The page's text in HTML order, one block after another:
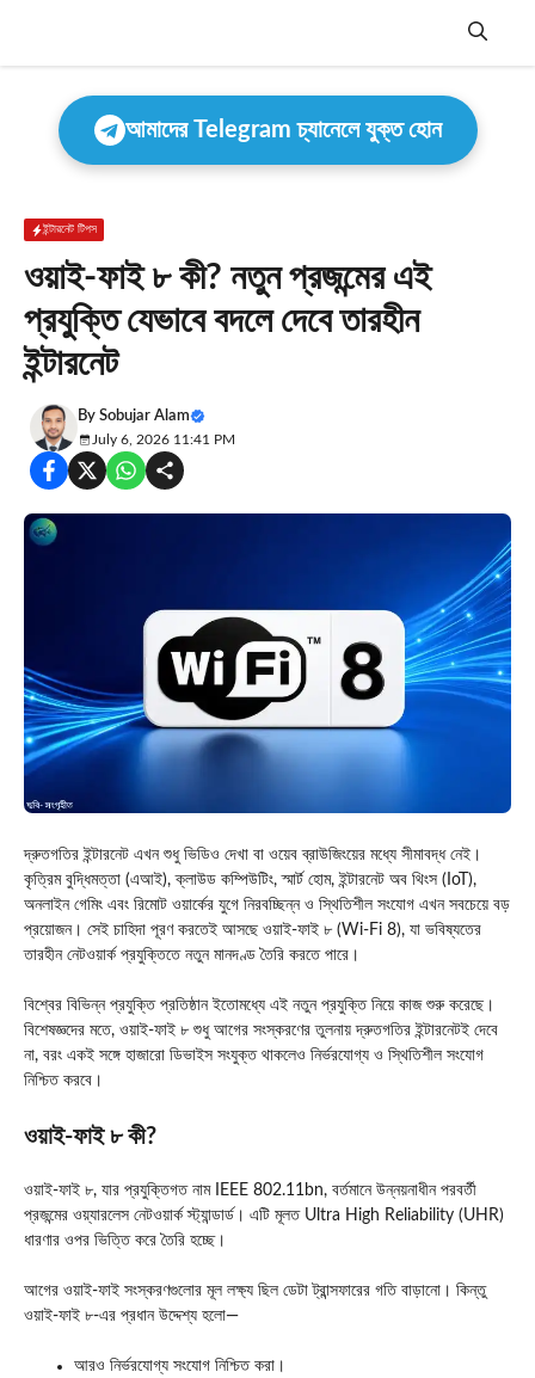
Menu
আমাদের Telegram চ্যানেলে যুক্ত হোন
ইন্টারনেট টিপস
ওয়াই-ফাই ৮ কী? নতুন প্রজন্মের এই
প্রযুক্তি যেভাবে বদলে দেবে তারহীন
ইন্টারনেট
By Sobujar Alam
July 6, 2026 11:41 PM
দ্রুতগতির ইন্টারনেট এখন শুধু ভিডিও দেখা বা ওয়েব ব্রাউজিংয়ের মধ্যে সীমাবদ্ধ নেই।
কৃত্রিম বুদ্ধিমত্তা (এআই), ক্লাউড কম্পিউটিং, স্মার্ট হোম, ইন্টারনেট অব থিংস (IoT),
অনলাইন গেমিং এবং রিমোট ওয়ার্কের যুগে নিরবচ্ছিন্ন ও স্থিতিশীল সংযোগ এখন সবচেয়ে বড়
প্রয়োজন। সেই চাহিদা পূরণ করতেই আসছে ওয়াই-ফাই ৮ (Wi-Fi 8), যা ভবিষ্যতের
তারহীন নেটওয়ার্ক প্রযুক্তিতে নতুন মানদণ্ড তৈরি করতে পারে।
বিশ্বের বিভিন্ন প্রযুক্তি প্রতিষ্ঠান ইতোমধ্যে এই নতুন প্রযুক্তি নিয়ে কাজ শুরু করেছে।
বিশেষজ্ঞদের মতে, ওয়াই-ফাই ৮ শুধু আগের সংস্করণের তুলনায় দ্রুতগতির ইন্টারনেটই দেবে
না, বরং একই সঙ্গে হাজারো ডিভাইস সংযুক্ত থাকলেও নির্ভরযোগ্য ও স্থিতিশীল সংযোগ
নিশ্চিত করবে।
ওয়াই-ফাই ৮ কী?
ওয়াই-ফাই ৮, যার প্রযুক্তিগত নাম IEEE 802.11bn, বর্তমানে উন্নয়নাধীন পরবর্তী
প্রজন্মের ওয়্যারলেস নেটওয়ার্ক স্ট্যান্ডার্ড। এটি মূলত Ultra High Reliability (UHR)
ধারণার ওপর ভিত্তি করে তৈরি হচ্ছে।
আগের ওয়াই-ফাই সংস্করণগুলোর মূল লক্ষ্য ছিল ডেটা ট্রান্সফারের গতি বাড়ানো। কিন্তু
ওয়াই-ফাই ৮-এর প্রধান উদ্দেশ্য হলো—
আরও নির্ভরযোগ্য সংযোগ নিশ্চিত করা।